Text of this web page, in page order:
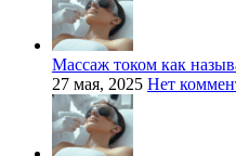
Массаж током как
27 мая, 2025 Нет